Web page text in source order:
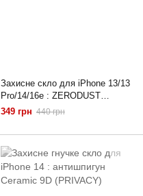
Захисне скло для iPhone 13/13
Pro/14/16e : ZERODUST
Privacy with Applicator
349 грн 440 грн